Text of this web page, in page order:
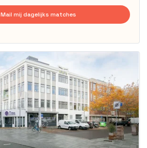
Mail mij dagelijks matches